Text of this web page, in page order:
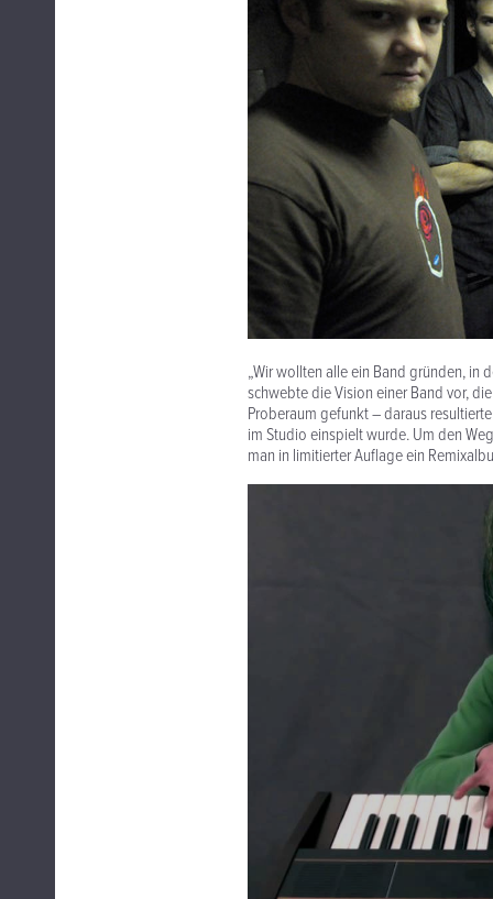
„Wir wollten alle ein Band gründen, in
schwebte die Vision einer Band vor,
Proberaum gefunkt – daraus
im Studio einspielt wurde. Um den
man in limitierter Auflage ein